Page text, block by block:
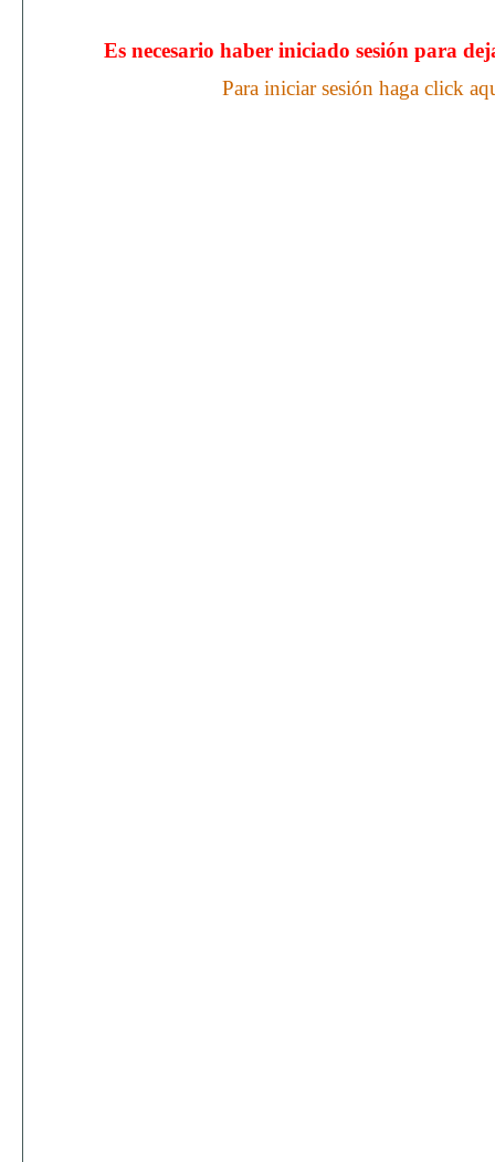
Es necesario haber iniciado sesión para
Para iniciar sesión haga click